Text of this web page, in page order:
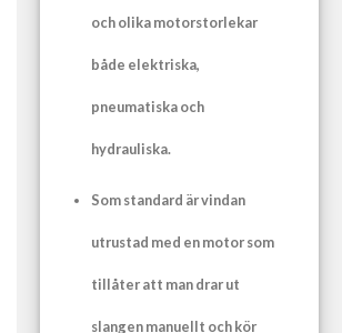
och olika motorstorlekar
både elektriska,
pneumatiska och
hydrauliska.
Som standard är vindan
utrustad med en motor som
tillåter att man drar ut
slangen manuellt och kör